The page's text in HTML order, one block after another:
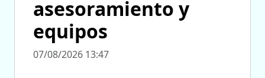
asesoramiento y
equipos
07/08/2026 13:47